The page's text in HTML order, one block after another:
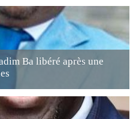
Ba libéré après une